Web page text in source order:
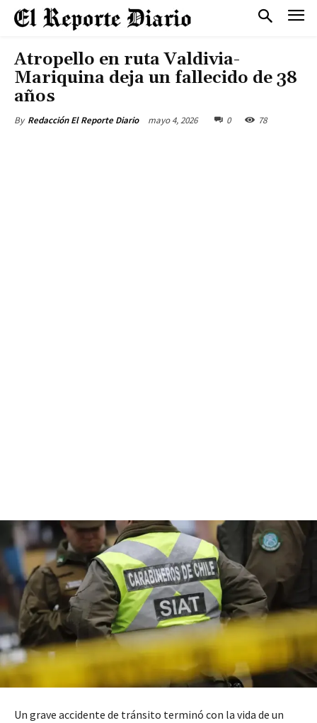
Atropello en ruta Valdivia-
Mariquina deja un fallecido de 38
años
By Redacción El Reporte Diario mayo 4, 2026 0 78
Un grave accidente de tránsito terminó con la vida de un